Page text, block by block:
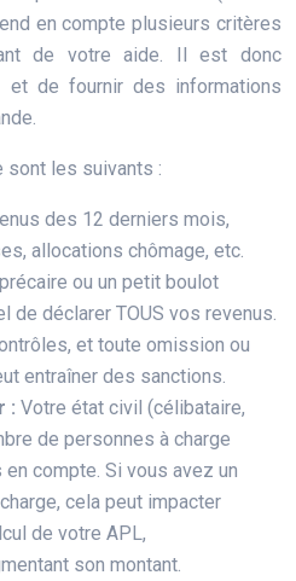
en compte plusieurs critères
de votre aide. Il est donc
et de fournir des informations
sont les suivants :
des 12 derniers mois,
allocations chômage, etc.
ou un petit boulot
de déclarer TOUS vos revenus.
et toute omission ou
entraîner des sanctions.
: Votre état civil (célibataire,
de personnes à charge
compte. Si vous avez un
cela peut impacter
de votre APL,
son montant.